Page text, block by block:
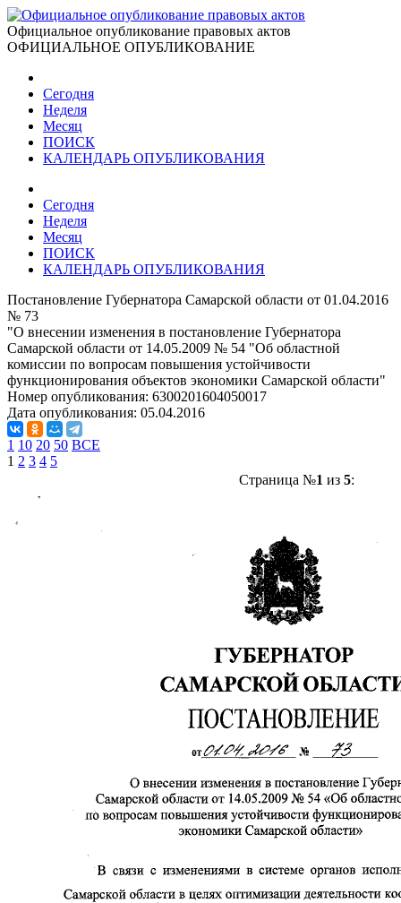
Официальное опубликование правовых актов
ОФИЦИАЛЬНОЕ ОПУБЛИКОВАНИЕ
Сегодня
Неделя
Месяц
ПОИСК
КАЛЕНДАРЬ ОПУБЛИКОВАНИЯ
Сегодня
Неделя
Месяц
ПОИСК
КАЛЕНДАРЬ ОПУБЛИКОВАНИЯ
Постановление Губернатора Самарской области от 01.04.2016
№ 73
"О внесении изменения в постановление Губернатора
Самарской области от 14.05.2009 № 54 "Об областной
комиссии по вопросам повышения устойчивости
функционирования объектов экономики Самарской области"
Номер опубликования: 6300201604050017
Дата опубликования: 05.04.2016
1 10 20 50 ВСЕ
1 2 3 4 5
Страница №1 из 5: